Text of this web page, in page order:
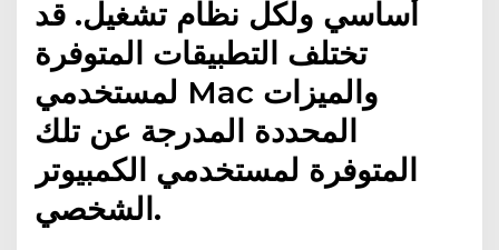
أساسي ولكل نظام تشغيل. قد
تختلف التطبيقات المتوفرة
لمستخدمي Mac والميزات
المحددة المدرجة عن تلك
المتوفرة لمستخدمي الكمبيوتر
الشخصي.